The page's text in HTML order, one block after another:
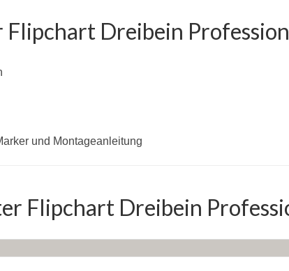
Flipchart Dreibein
und Montageanleitung
Flipchart Dreibein